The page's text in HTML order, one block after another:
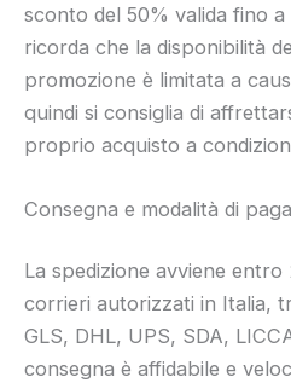
sconto del 50% valida fino
ricorda che la disponibilità
promozione è limitata a
quindi si consiglia di
proprio acquisto a
Consegna e modalità di
La spedizione avviene
corrieri autorizzati in Italia,
GLS, DHL, UPS, SDA,
consegna è affidabile e